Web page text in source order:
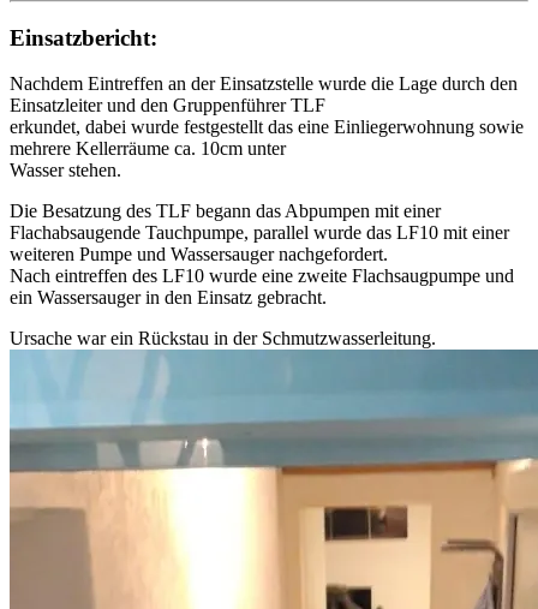
Einsatzbericht:
Nachdem Eintreffen an der Einsatzstelle wurde die Lage durch den
Einsatzleiter und den Gruppenführer TLF
erkundet, dabei wurde festgestellt das eine Einliegerwohnung sowie
mehrere Kellerräume ca. 10cm unter
Wasser stehen.
Die Besatzung des TLF begann das Abpumpen mit einer
Flachabsaugende Tauchpumpe, parallel wurde das LF10 mit einer
weiteren Pumpe und Wassersauger nachgefordert.
Nach eintreffen des LF10 wurde eine zweite Flachsaugpumpe und
ein Wassersauger in den Einsatz gebracht.
Ursache war ein Rückstau in der Schmutzwasserleitung.